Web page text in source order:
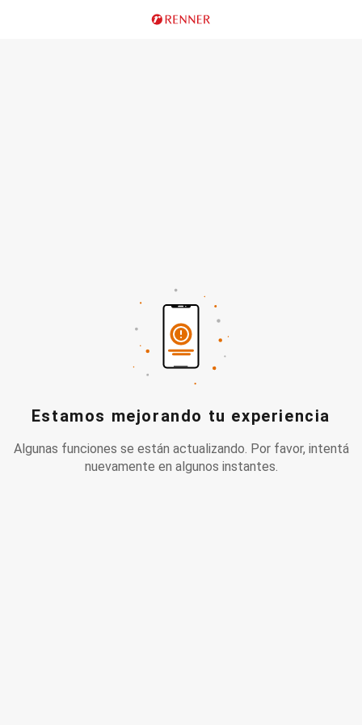
Estamos mejorando tu experiencia
Algunas funciones se están actualizando. Por favor, intentá
nuevamente en algunos instantes.